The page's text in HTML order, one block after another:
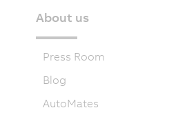
About us
Press Room
Blog
AutoMates